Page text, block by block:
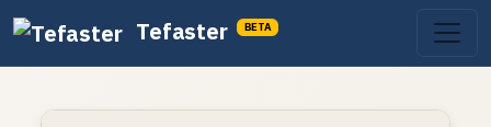
Tefaster BETA